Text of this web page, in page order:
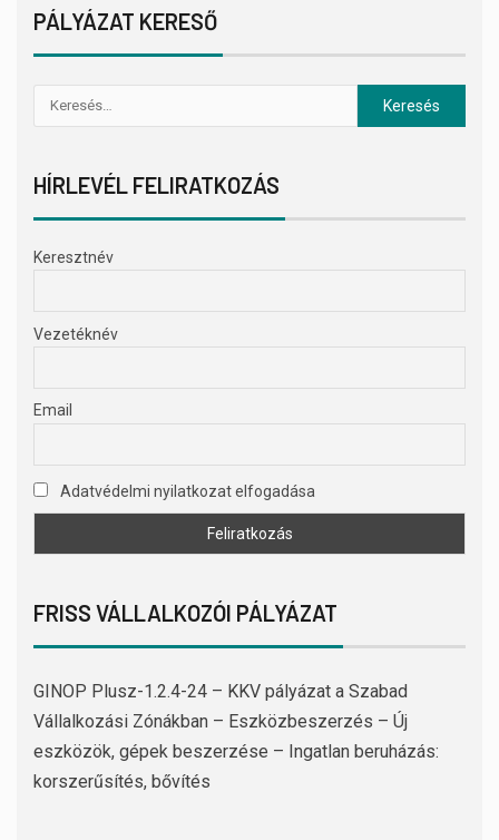
PÁLYÁZAT KERESŐ
HÍRLEVÉL FELIRATKOZÁS
Keresztnév
Vezetéknév
Email
Adatvédelmi nyilatkozat elfogadása
FRISS VÁLLALKOZÓI PÁLYÁZAT
GINOP Plusz-1.2.4-24 – KKV pályázat a Szabad
Vállalkozási Zónákban – Eszközbeszerzés – Új
eszközök, gépek beszerzése – Ingatlan beruházás:
korszerűsítés, bővítés